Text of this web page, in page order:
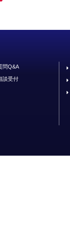
問Q&A
談受付